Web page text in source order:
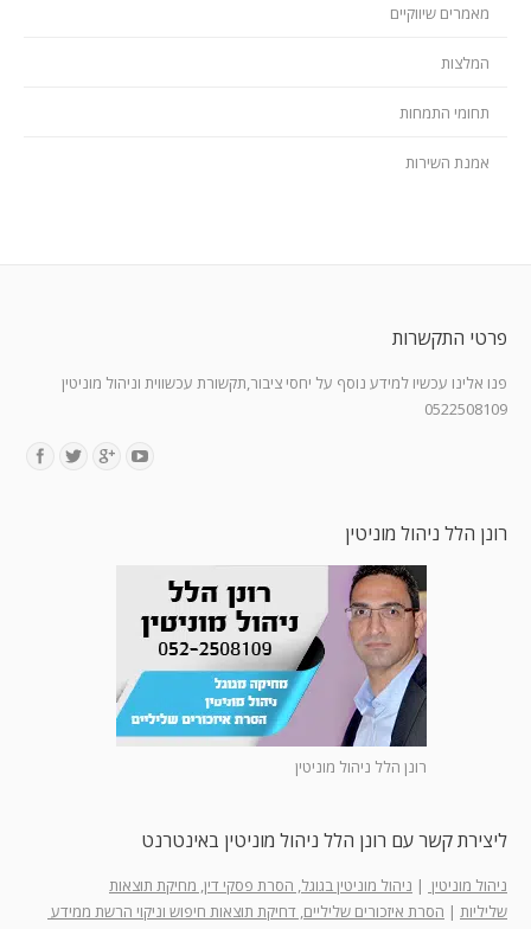
מאמרים שיווקיים
המלצות
תחומי התמחות
אמנת השירות
פרטי התקשרות
פנו אלינו עכשיו למידע נוסף על יחסי ציבור,תקשורת עכשווית וניהול מוניטין
0522508109
רונן הלל ניהול מוניטין
רונן הלל ניהול מוניטין
ליצירת קשר עם רונן הלל ניהול מוניטין באינטרנט
ניהול מוניטין | ניהול מוניטין בגוגל, הסרת פסקי דין, מחיקת תוצאות
שליליות | הסרת איזכורים שליליים, דחיקת תוצאות חיפוש וניקוי הרשת ממידע